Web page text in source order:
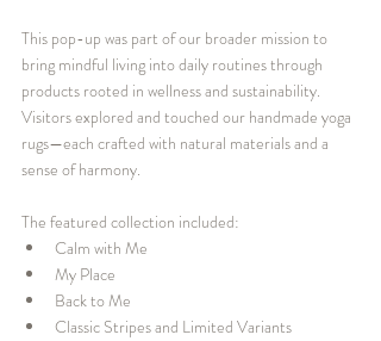
This pop-up was part of our broader mission to
bring mindful living into daily routines through
products rooted in wellness and sustainability.
Visitors explored and touched our handmade yoga
rugs—each crafted with natural materials and a
sense of harmony.
The featured collection included:
Calm with Me
My Place
Back to Me
Classic Stripes and Limited Variants